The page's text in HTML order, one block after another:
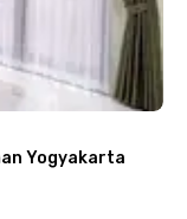
Yogyakarta